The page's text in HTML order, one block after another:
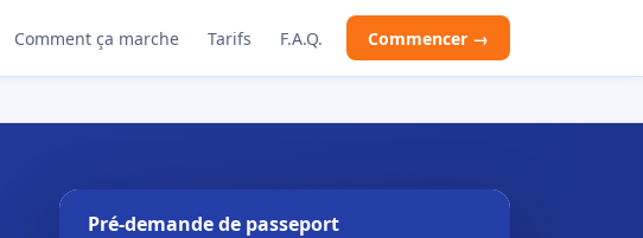
Comment ça marche Tarifs F.A.Q. Commencer →
Pré-demande de passeport